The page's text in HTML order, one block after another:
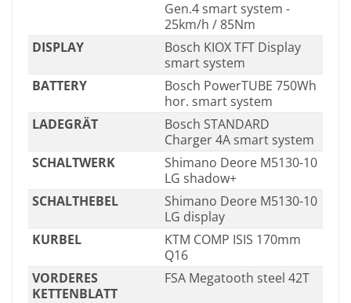
Gen.4 smart system -
25km/h / 85Nm
DISPLAY
Bosch KIOX TFT Display
smart system
BATTERY
Bosch PowerTUBE 750Wh
hor. smart system
LADEGRÄT
Bosch STANDARD
Charger 4A smart system
SCHALTWERK
Shimano Deore M5130-10
LG shadow+
SCHALTHEBEL
Shimano Deore M5130-10
LG display
KURBEL
KTM COMP ISIS 170mm
Q16
VORDERES
KETTENBLATT
FSA Megatooth steel 42T